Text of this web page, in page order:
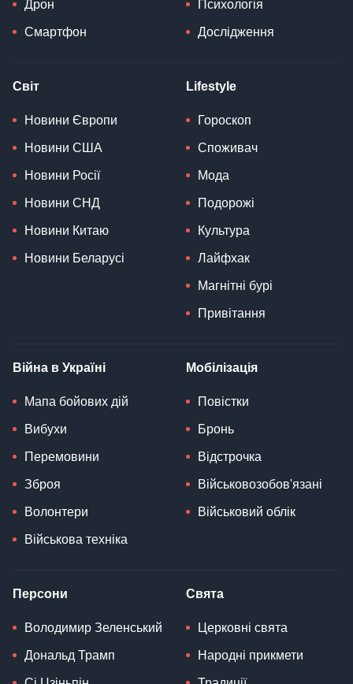
Дрон
Смартфон
Психологія
Дослідження
Світ
Новини Європи
Новини США
Новини Росії
Новини СНД
Новини Китаю
Новини Беларусі
Lifestyle
Гороскоп
Споживач
Мода
Подорожі
Культура
Лайфхак
Магнітні бурі
Привітання
Війна в Україні
Мапа бойових дій
Вибухи
Перемовини
Зброя
Волонтери
Військова техніка
Мобілізація
Повістки
Бронь
Відстрочка
Військовозобов'язані
Військовий облік
Персони
Володимир Зеленський
Дональд Трамп
Свята
Церковні свята
Народні прикмети